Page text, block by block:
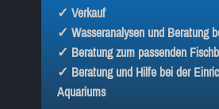
✓ Verkauf
✓ Wasseranalysen und Beratung
✓ Beratung zum passenden
✓ Beratung und Hilfe bei der
Aquariums